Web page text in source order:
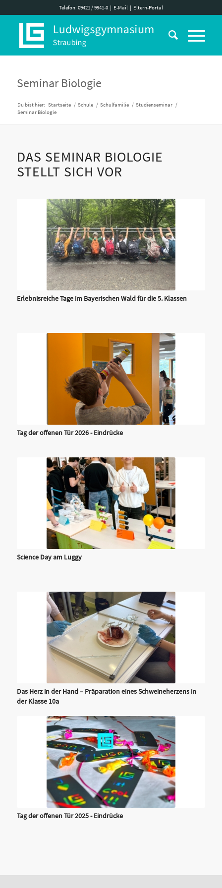
Telefon: 09421 / 9941-0| E-Mail| Eltern-Portal
Seminar Biologie
Du bist hier: Startseite / Schule / Schulfamilie / Studienseminar /
Seminar Biologie
DAS SEMINAR BIOLOGIE
STELLT SICH VOR
Erlebnisreiche Tage im Bayerischen Wald für die 5. Klassen
Tag der offenen Tür 2026 - Eindrücke
Science Day am Luggy
Das Herz in der Hand – Präparation eines Schweineherzens in
der Klasse 10a
Tag der offenen Tür 2025 - Eindrücke